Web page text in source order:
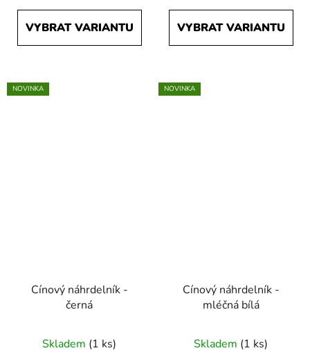
VYBRAT VARIANTU VYBRAT VARIANTU
NOVINKA
Cínový náhrdelník -
černá
Skladem (1 ks)
NOVINKA
Cínový náhrdelník -
mléčná bílá
Skladem (1 ks)